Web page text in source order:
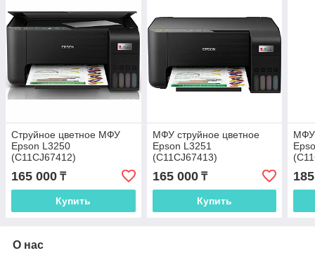
Струйное цветное МФУ
Epson L3250
(C11CJ67412)
165 000 ₸
Купить
МФУ струйное цветное
Epson L3251
(C11CJ67413)
165 000₸
Купить
МФУ
О нас